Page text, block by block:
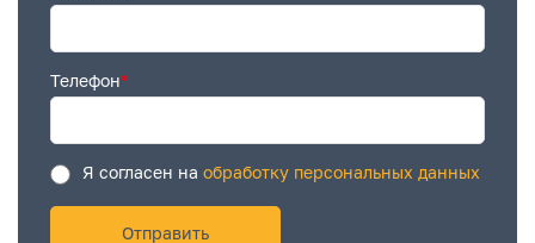
Телефон*
Я согласен на обработку персональных данных